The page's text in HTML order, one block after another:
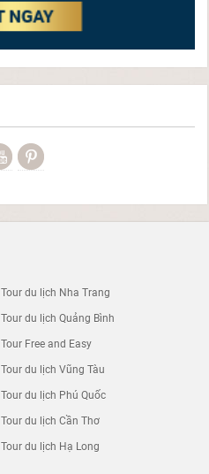
Tour du lịch Nha Trang
Tour du lịch Quảng Bình
Tour Free and Easy
Tour du lịch Vũng Tàu
Tour du lịch Phú Quốc
Tour du lịch Cần Thơ
Tour du lịch Hạ Long